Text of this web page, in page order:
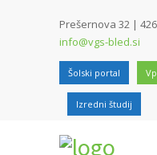
Prešernova 32 |
info@vgs-bled.si
Šolski portal
Izredni študij